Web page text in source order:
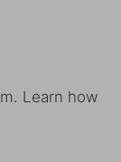
Learn how